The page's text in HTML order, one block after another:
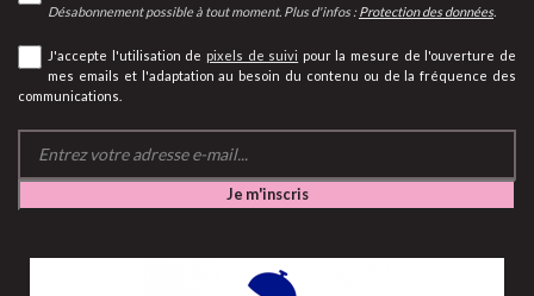
Désabonnement possible à tout moment. Plus d'infos : Protection des données.
J'accepte l'utilisation de pixels de suivi pour la mesure de l'ouverture de
mes emails et l'adaptation au besoin du contenu ou de la fréquence des
communications.